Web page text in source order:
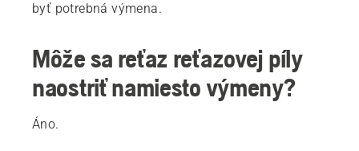
byť potrebná výmena.
Môže sa reťaz reťazovej píly
naostriť namiesto výmeny?
Áno.